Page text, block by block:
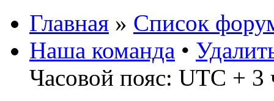
Главная » Список
Наша команда •
Часовой пояс: UTC + 3